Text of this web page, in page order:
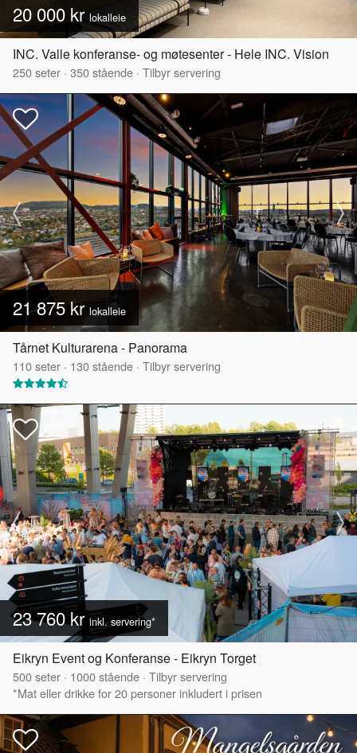
20 000 kr lokalleie
INC. Valle konferanse- og møtesenter - Hele INC. Vision
250seter · 350stående · Tilbyr servering
21 875 krlokalleie
Tårnet Kulturarena - Panorama
110seter · 130stående · Tilbyr servering
23 760 krinkl. servering*
Eikryn Event og Konferanse - Eikryn Torget
500seter · 1000stående · Tilbyr servering
*Mat eller drikke for 20 personer inkludert i prisen